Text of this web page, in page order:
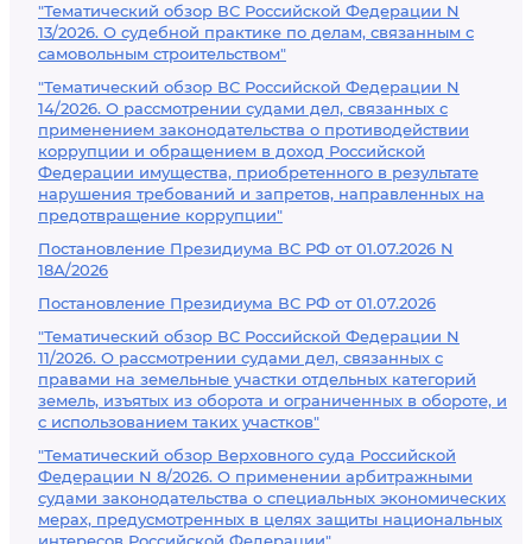
"Тематический обзор ВС Российской Федерации N
13/2026. О судебной практике по делам, связанным с
самовольным строительством"
"Тематический обзор ВС Российской Федерации N
14/2026. О рассмотрении судами дел, связанных с
применением законодательства о противодействии
коррупции и обращением в доход Российской
Федерации имущества, приобретенного в результате
нарушения требований и запретов, направленных на
предотвращение коррупции"
Постановление Президиума ВС РФ от 01.07.2026 N
18А/2026
Постановление Президиума ВС РФ от 01.07.2026
"Тематический обзор ВС Российской Федерации N
11/2026. О рассмотрении судами дел, связанных с
правами на земельные участки отдельных категорий
земель, изъятых из оборота и ограниченных в обороте, и
с использованием таких участков"
"Тематический обзор Верховного суда Российской
Федерации N 8/2026. О применении арбитражными
судами законодательства о специальных экономических
мерах, предусмотренных в целях защиты национальных